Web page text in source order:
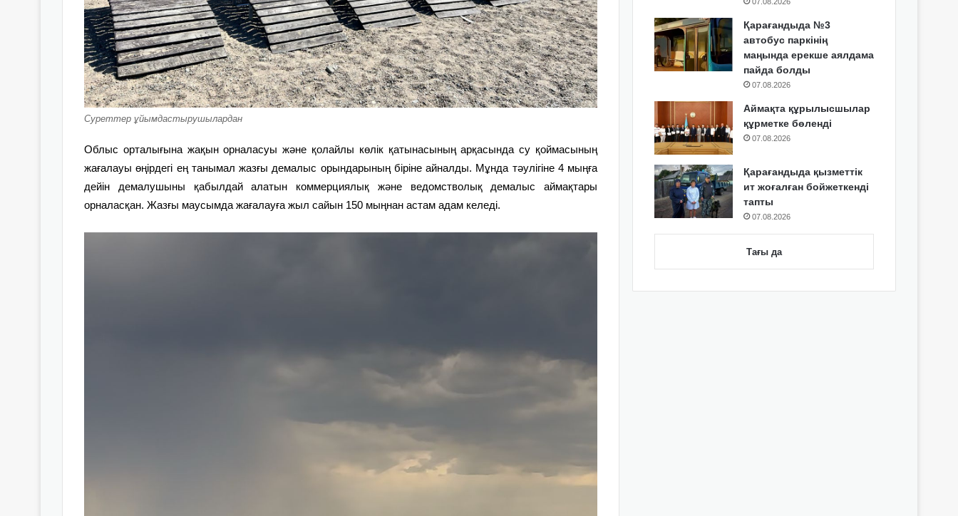
Суреттер ұйымдастырушылардан
Облыс орталығына жақын орналасуы және қолайлы көлік қатынасының арқасында су қоймасының
жағалауы өңірдегі ең танымал жазғы демалыс орындарының біріне айналды. Мұнда тәулігіне 4 мыңға
дейін демалушыны қабылдай алатын коммерциялық және ведомстволық демалыс аймақтары
орналасқан. Жазғы маусымда жағалауға жыл сайын 150 мыңнан астам адам келеді.
Қарағандыда №3
автобус паркінің
маңында ерекше аялдама
пайда болды
07.08.2026
Аймақта құрылысшылар
құрметке бөленді
07.08.2026
Қарағандыда қызметтік
ит жоғалған бойжеткенді
тапты
07.08.2026
Тағы да